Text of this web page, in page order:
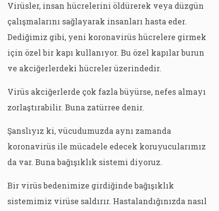
Virüsler, insan hücrelerini öldürerek veya düzgün
çalışmalarını sağlayarak insanları hasta eder.
Dediğimiz gibi, yeni koronavirüs hücrelere girmek
için özel bir kapı kullanıyor. Bu özel kapılar burun
ve akciğerlerdeki hücreler üzerindedir.
Virüs akciğerlerde çok fazla büyürse, nefes almayı
zorlaştırabilir. Buna zatürree denir.
Şanslıyız ki, vücudumuzda aynı zamanda
koronavirüs ile mücadele edecek koruyucularımız
da var. Buna bağışıklık sistemi diyoruz.
Bir virüs bedenimize girdiğinde bağışıklık
sistemimiz virüse saldırır. Hastalandığınızda nasıl